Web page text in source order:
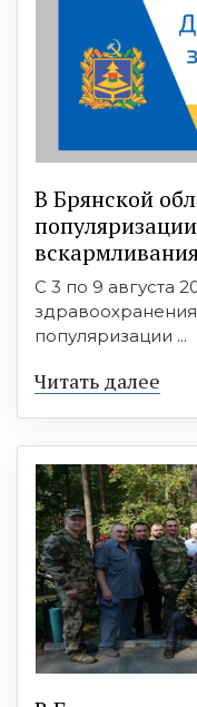
В Брянской
С 3 по 9 августа
популяризации ...
Читать далее